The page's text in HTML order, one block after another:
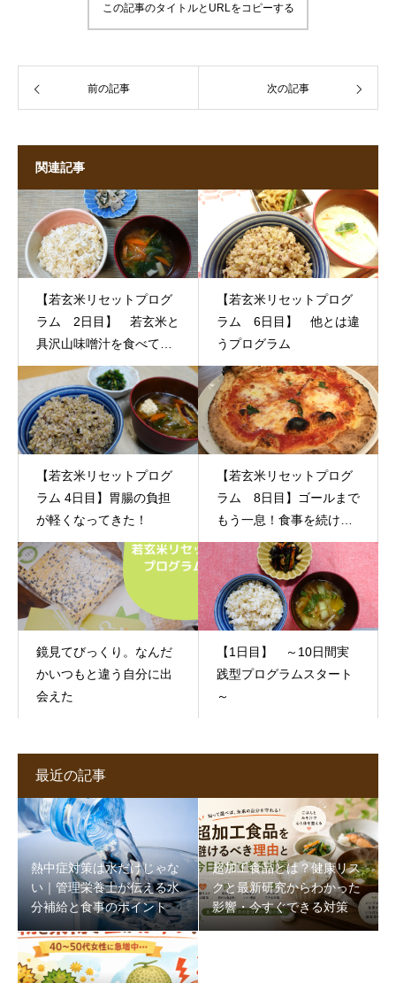
この記事のタイトルとURLをコピーする
前の記事 次の記事
関連記事
【若玄米リセットプログ
ラム 2日目】 若玄米と
具沢山味噌汁を食べて、
脱低体温！！
【若玄米リセットプログ
ラム 6日目】 他とは違
うプログラム
【若玄米リセットプログ
ラム 4日目】胃腸の負担
が軽くなってきた！
【若玄米リセットプログ
ラム 8日目】ゴールまで
もう一息！食事を続ける
コツ
鏡見てびっくり。なんだ
かいつもと違う自分に出
会えた
【1日目】 ～10日間実
践型プログラムスタート
～
最近の記事
熱中症対策は水だけじゃな
い｜管理栄養士が伝える水
分補給と食事のポイント
超加工食品とは？健康リス
クと最新研究からわかった
影響・今すぐできる対策